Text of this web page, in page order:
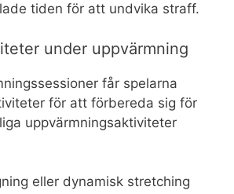
tiden för att undvika straff.
under uppvärmning
får spelarna
för att förbereda sig för
uppvärmningsaktiviteter
eller dynamisk stretching